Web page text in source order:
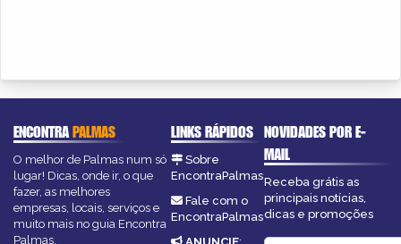
ENCONTRAPALMAS
O melhor de Palmas num só
lugar! Dicas, onde ir, o que
fazer, as melhores
empresas, locais, serviços e
muito mais no guia Encontra
Palmas.
LINKS RÁPIDOS
Sobre
EncontraPalmas
Fale com o
EncontraPalmas
NOVIDADES POR E-
MAIL
Receba grátis as
principais notícias,
dicas e promoções